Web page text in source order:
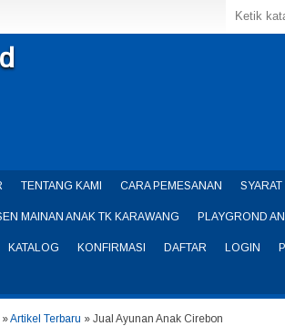
TENTANG KAMI CARA PEMESANAN
MAINAN ANAK TK KARAWANG PLAYGROND
KATALOG KONFIRMASI DAFTAR LOGIN
»Artikel Terbaru » Jual Ayunan Anak Cirebon